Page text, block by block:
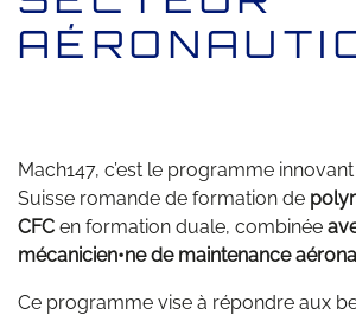
Mach147, c’est le programme
Suisse romande de formation de
CFC en formation duale, combinée
mécanicien•ne de maintenance
Ce programme vise à répondre aux